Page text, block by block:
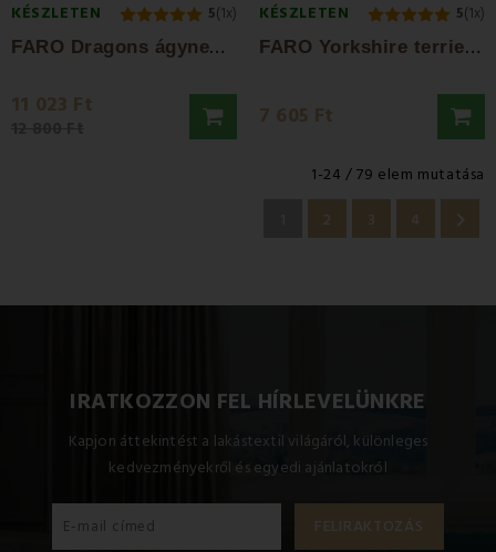
KÉSZLETEN 5(1x)
F
ARO Dragons ágyneműhuzat 140 x 200 cm +...
11 023 Ft
KÉSZLETEN 5(1x)
F
ARO Yorkshire terrier ágyneműhuzat 70x90...
7 605 Ft
1-24 / 79 elem mutatása
2 3 4 
IRATKOZZON FEL HÍRLEVELÜNKRE
Kapjon áttekintést a lakástextil világáról, különleges
kedvezményekről és egyedi ajánlatokról